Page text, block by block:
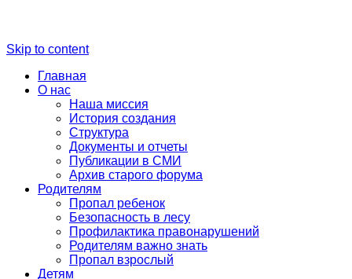
Skip to content
Главная
О нас
Наша миссия
История создания
Структура
Документы и отчеты
Публикации в СМИ
Архив старого форума
Родителям
Пропал ребенок
Безопасность в лесу
Профилактика правонарушений
Родителям важно знать
Пропал взрослый
Детям